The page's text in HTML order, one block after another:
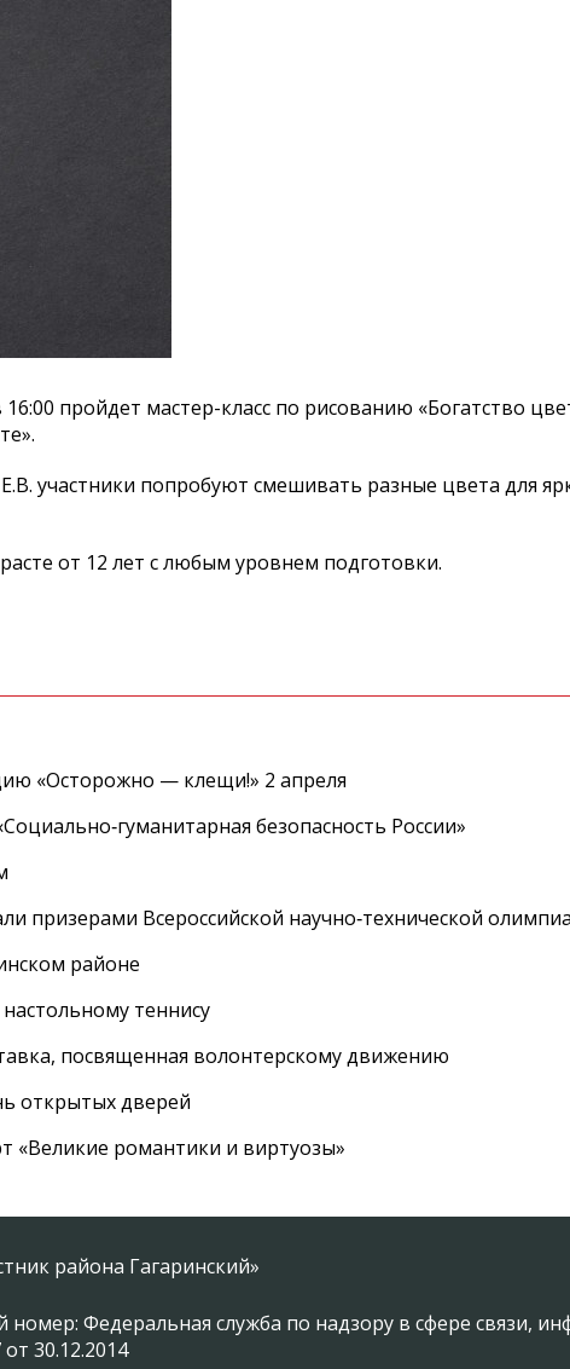
пройдет мастер-класс по рисованию «Богатство
участники попробуют смешивать разные цвета для
от 12 лет с любым уровнем подготовки.
«Осторожно — клещи!» 2 апреля
безопасность России»
призерами Всероссийской научно‑технической
районе
теннису
посвященная волонтерскому движению
открытых дверей
«Великие романтики и виртуозы»
района Гагаринский»
Федеральная служба по надзору в сфере связи,
30.12.2014